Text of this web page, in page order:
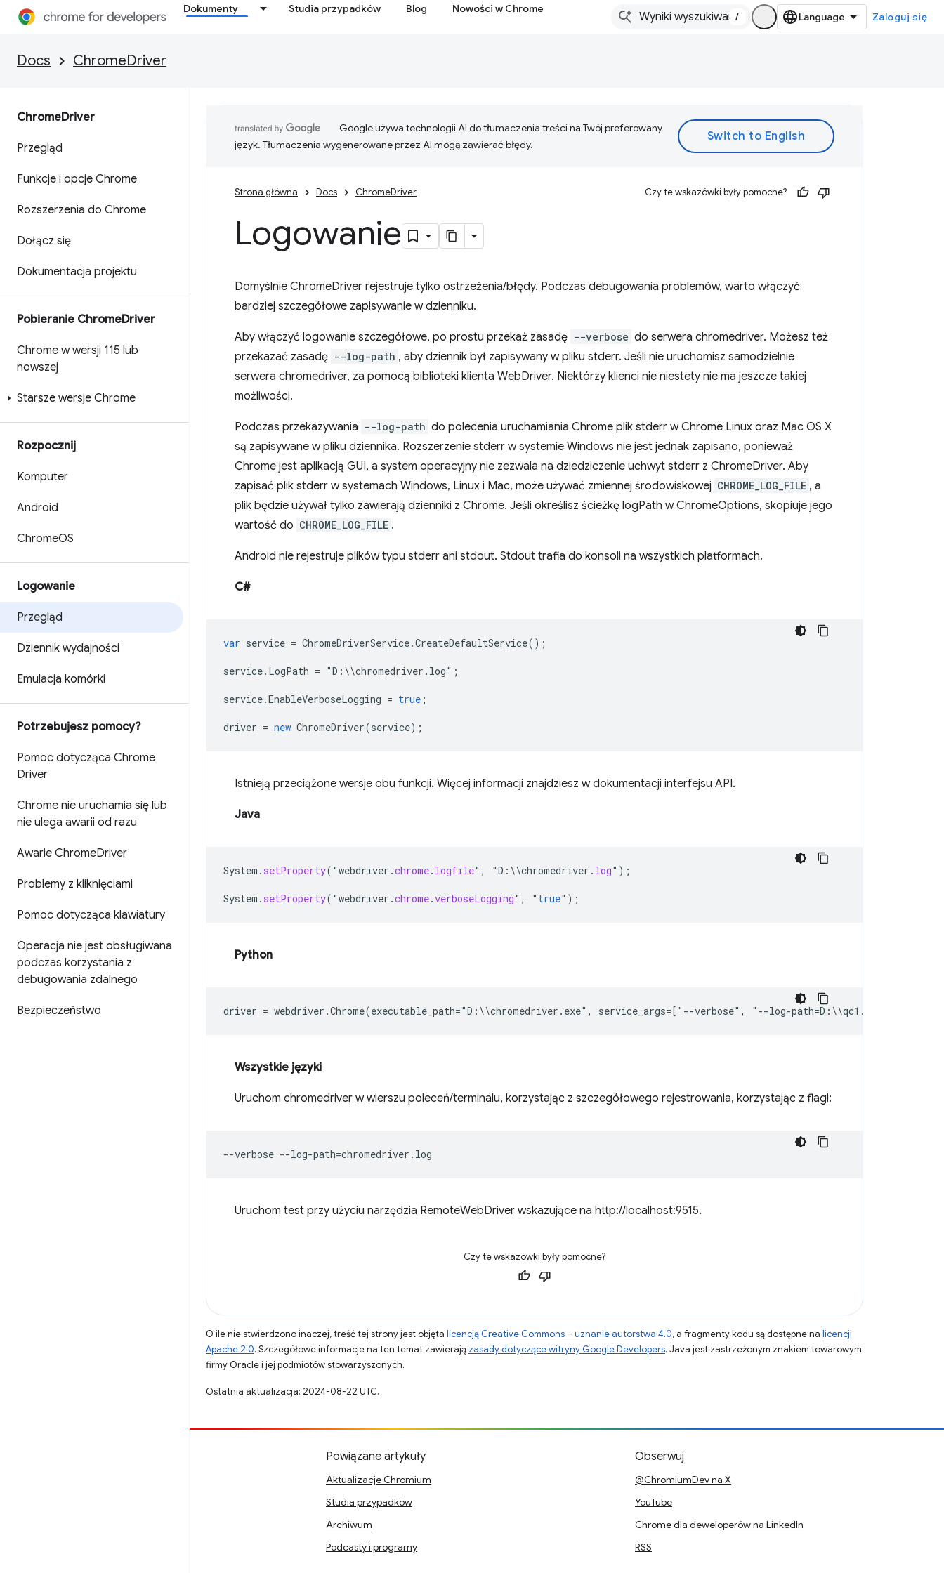
Dokumenty Studia przypadków Blog Nowości w Chrome
/ Zaloguj się
Docs ChromeDriver
ChromeDriver
Przegląd
Funkcje i opcje Chrome
Rozszerzenia do Chrome
Dołącz się
Dokumentacja projektu
Pobieranie ChromeDriver
Chrome w wersji 115 lub
nowszej
Starsze wersje Chrome
Rozpocznij
Komputer
Android
ChromeOS
Logowanie
Przegląd
Dziennik wydajności
Emulacja komórki
Potrzebujesz pomocy?
Pomoc dotycząca Chrome
Driver
Chrome nie uruchamia się lub
nie ulega awarii od razu
Awarie ChromeDriver
Problemy z kliknięciami
Pomoc dotycząca klawiatury
Operacja nie jest obsługiwana
podczas korzystania z
debugowania zdalnego
Bezpieczeństwo
Google używa technologii AI do tłumaczenia treści na Twój preferowany
język. Tłumaczenia wygenerowane przez AI mogą zawierać błędy.
Strona główna Docs ChromeDriver Czy te wskazówki były pomocne?
Logowanie
Domyślnie ChromeDriver rejestruje tylko ostrzeżenia/błędy. Podczas debugowania problemów, warto włączyć
bardziej szczegółowe zapisywanie w dzienniku.
Aby włączyć logowanie szczegółowe, po prostu przekaż zasadę --verbose do serwera chromedriver. Możesz też
przekazać zasadę --log-path , aby dziennik był zapisywany w pliku stderr. Jeśli nie uruchomisz samodzielnie
serwera chromedriver, za pomocą biblioteki klienta WebDriver. Niektórzy klienci nie niestety nie ma jeszcze takiej
możliwości.
Podczas przekazywania --log-path do polecenia uruchamiania Chrome plik stderr w Chrome Linux oraz Mac OS X
są zapisywane w pliku dziennika. Rozszerzenie stderr w systemie Windows nie jest jednak zapisano, ponieważ
Chrome jest aplikacją GUI, a system operacyjny nie zezwala na dziedziczenie uchwyt stderr z ChromeDriver. Aby
zapisać plik stderr w systemach Windows, Linux i Mac, może używać zmiennej środowiskowej CHROME_LOG_FILE , a
plik będzie używał tylko zawierają dzienniki z Chrome. Jeśli określisz ścieżkę logPath w ChromeOptions, skopiuje jego
wartość do CHROME_LOG_FILE .
Android nie rejestruje plików typu stderr ani stdout. Stdout trafia do konsoli na wszystkich platformach.
C#
var service = ChromeDriverService.CreateDefaultService();
service. LogPath = "D : \\chromedriver . log" ;
service.EnableVerboseLogging = true ;
driver = new ChromeDriver(service);
Istnieją przeciążone wersje obu funkcji. Więcej informacji znajdziesz w dokumentacji interfejsu API.
Java
System . setProperty( "webdriver .chrome. logfile" , "D : \\chromedriver . log" );
System . setProperty( "webdriver .chrome.verboseLogging" , " true" );
Python
driver = webdriver .Chrome(executable_path="D : \\chromedriver . exe" , service_args=[ " --verbose" , " --log-path=D : \\qc1 .
Wszystkie języki
Uruchom chromedriver w wierszu poleceń/terminalu, korzystając z szczegółowego rejestrowania, korzystając z flagi:
Uruchom test przy użyciu narzędzia RemoteWebDriver wskazujące na http://localhost:9515.
Czy te wskazówki były pomocne?
O ile nie stwierdzono inaczej, treść tej strony jest objęta licencją Creative Commons – uznanie autorstwa 4.0, a fragmenty kodu są dostępne na licencji
Apache 2.0. Szczegółowe informacje na ten temat zawierają zasady dotyczące witryny Google Developers. Java jest zastrzeżonym znakiem towarowym
firmy Oracle i jej podmiotów stowarzyszonych.
Ostatnia aktualizacja: 2024-08-22 UTC.
Powiązane artykuły
Aktualizacje Chromium
Studia przypadków
Archiwum
Podcasty i programy
Obserwuj
@ChromiumDev na X
YouTube
Chrome dla deweloperów na LinkedIn
RSS